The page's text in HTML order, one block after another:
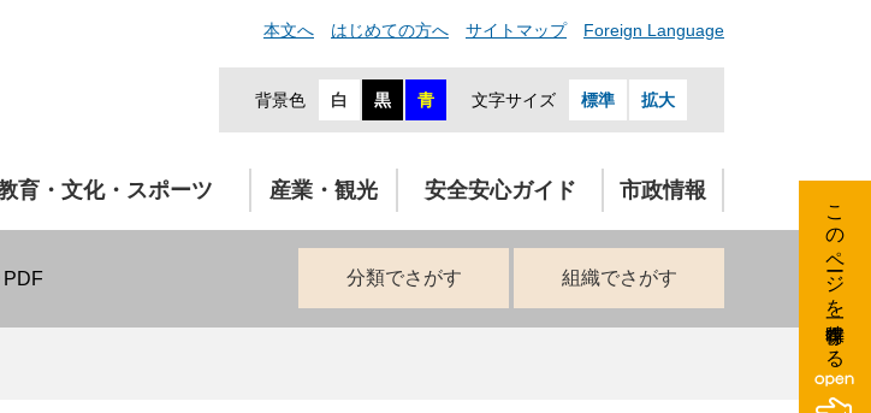
本文へ はじめての方へ サイトマップ Foreign Language
背景色 白 黒 青 文字サイズ 標準 拡大
育・文化・スポーツ 産業・観光 安全安心ガイド 市政情報
PDF 分類でさがす 組織でさがす このページを一時保存する